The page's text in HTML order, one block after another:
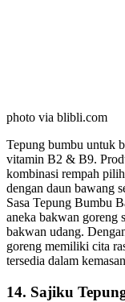
photo via blibli.com
Tepung bumbu untuk
vitamin B2 & B9.
kombinasi rempah
dengan daun bawang
Sasa Tepung Bumbu
aneka bakwan goreng
bakwan udang.
goreng memiliki cita
tersedia dalam
14. Sajiku